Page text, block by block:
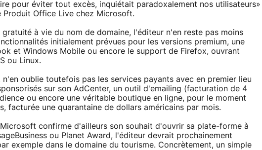
pour éviter tout excès, inquiétait paradoxalement nos utilisateurs»
Produit Office Live chez Microsoft.
à vie du nom de domaine, l'éditeur n'en reste pas moins
initialement prévues pour les versions premium, une
et Windows Mobile ou encore le support de Firefox, ouvrant
ou Linux.
oublie toutefois pas les services payants avec en premier lieu
sur son AdCenter, un outil d'emailing (facturation de 4
ou encore une véritable boutique en ligne, pour le moment
facturée une quarantaine de dollars américains par mois.
confirme d'ailleurs son souhait d'ouvrir sa plate-forme à
ou Planet Award, l'éditeur devrait prochainement
exemple dans le domaine du tourisme. Concrètement, un simple